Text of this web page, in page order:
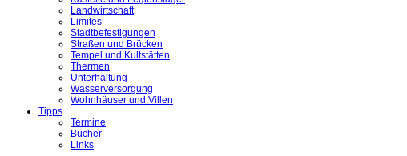
Landwirtschaft
Limites
Stadtbefestigungen
Straßen und Brücken
Tempel und Kultstätten
Thermen
Unterhaltung
Wasserversorgung
Wohnhäuser und Villen
Tipps
Termine
Bücher
Links